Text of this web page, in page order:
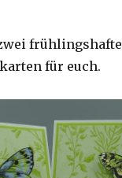
frühlingshafte
für euch.